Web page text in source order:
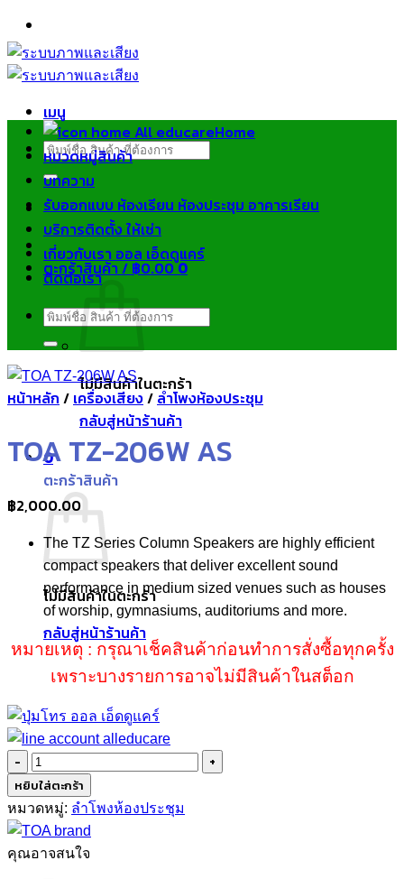
ข้าม
ไป
ยัง
เมนู
ค้นหา:
ตะกร้าสินค้า /฿0.000
ไม่มีสินค้าในตะกร้า
กลับสู่หน้าร้านค้า
0
ตะกร้าสินค้า
ไม่มีสินค้าในตะกร้า
กลับสู่หน้าร้านค้า
Home
หมวดหมู่สินค้า
บทความ
รับออกแบบ ห้องเรียน ห้องประชุม อาคารเรียน
บริการติดตั้ง ให้เช่า
เกี่ยวกับเรา ออล เอ็ดดูแคร์
ติดต่อเรา
ค้นหา:
หน้าหลัก / เครื่องเสียง/ ลำโพงห้องประชุม
TOA TZ-206W AS
฿2,000.00
The TZ Series Column Speakers are highly efficient
compact speakers that deliver excellent sound
performance in medium sized venues such as houses
of worship, gymnasiums, auditoriums and more.
หมายเหตุ : กรุณาเช็คสินค้าก่อนทำการสั่งซื้อทุกครั้ง
เพราะบางรายการอาจไม่มีสินค้าในสต็อก
จำนวน
TOA
TZ-
206W
AS
หยิบใส่ตะกร้า
หมวดหมู่: ลำโพงห้องประชุม
คุณอาจสนใจ